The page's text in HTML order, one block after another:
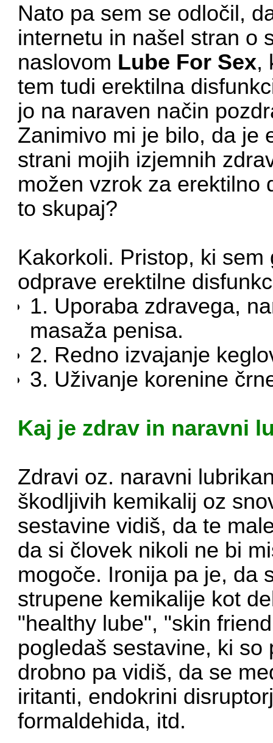
Nato pa sem se odločil,
internetu in našel stran o
naslovom Lube For Sex,
tem tudi erektilna
jo na naraven način
Zanimivo mi je bilo, da je
strani mojih izjemnih
možen vzrok za erektilno
to skupaj?
Kakorkoli. Pristop, ki
odprave erektilne
1. Uporaba zdravega,
masaža penisa.
2. Redno izvajanje
3. Uživanje korenine
Kaj je zdrav in naravni
Zdravi oz. naravni
škodljivih kemikalij oz
sestavine vidiš, da te
da si človek nikoli ne bi
mogoče. Ironija pa je, da
strupene kemikalije kot
"healthy lube", "skin
pogledaš sestavine, ki
drobno pa vidiš, da se
iritanti, endokrini
formaldehida, itd.